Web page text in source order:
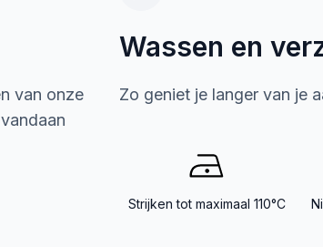
van onze
Wassen en
Zo geniet je langer van je
Strijken tot maximaal 110°C